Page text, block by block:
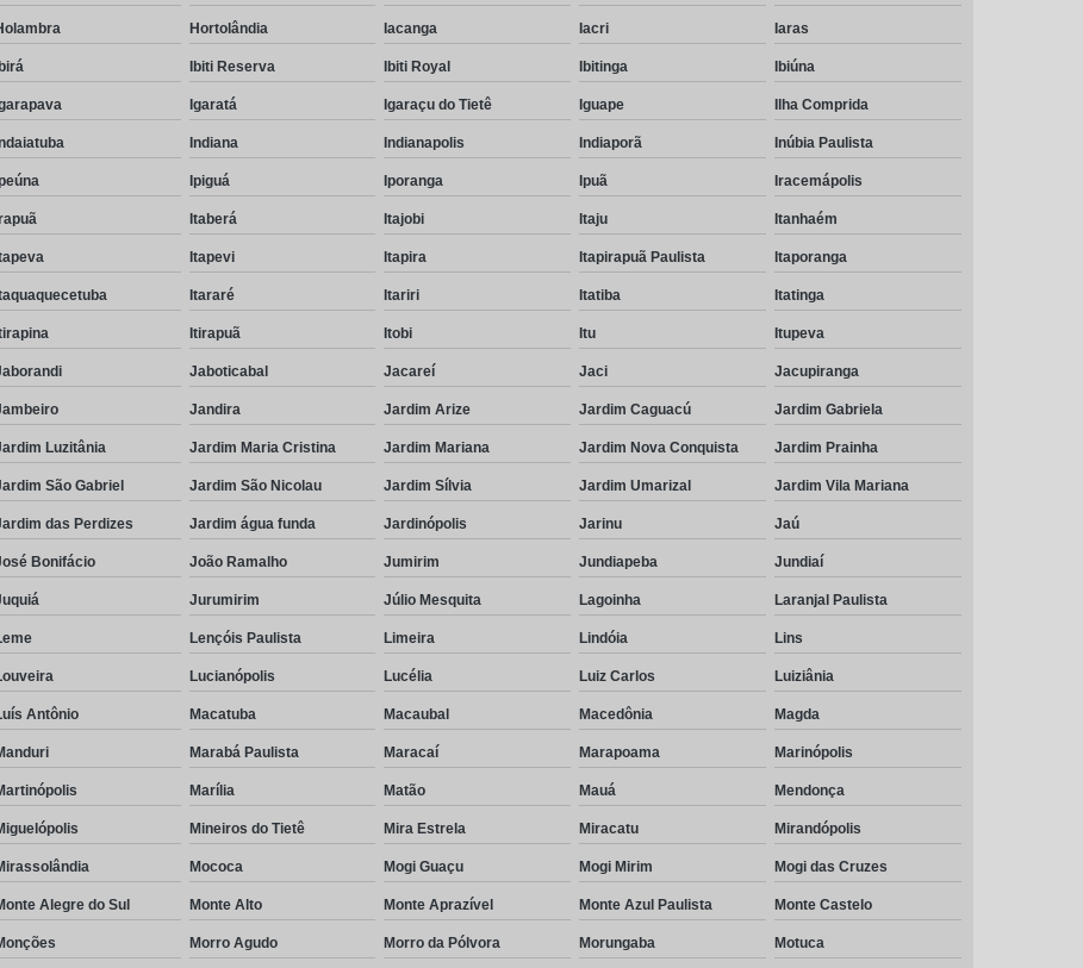
Hortolândia Iacanga Iacri Iaras
Ibirá Ibiti Reserva Ibiti Royal Ibitinga Ibiúna
Igaratá Igaraçu do Tietê Iguape Ilha Comprida
Indiana Indianapolis Indiaporã Inúbia Paulista
Ipiguá Iporanga Ipuã Iracemápolis
Itaberá Itajobi Itaju Itanhaém
Itapevi Itapira Itapirapuã Paulista Itaporanga
Itararé Itariri Itatiba Itatinga
Itirapuã Itobi Itu Itupeva
Jaboticabal Jacareí Jaci Jacupiranga
Jandira Jardim Arize Jardim Caguacú Jardim Gabriela
Luzitânia Jardim Maria Cristina Jardim Mariana Jardim Nova Conquista Jardim Prainha
São Gabriel Jardim São Nicolau Jardim Sílvia Jardim Umarizal Jardim Vila Mariana
das Perdizes Jardim água funda Jardinópolis Jarinu Jaú
Bonifácio João Ramalho Jumirim Jundiapeba Jundiaí
Jurumirim Júlio Mesquita Lagoinha Laranjal Paulista
Lençóis Paulista Limeira Lindóia Lins
Lucianópolis Lucélia Luiz Carlos Luiziânia
Antônio Macatuba Macaubal Macedônia Magda
Marabá Paulista Maracaí Marapoama Marinópolis
Marília Matão Mauá Mendonça
Mineiros do Tietê Mira Estrela Miracatu Mirandópolis
Mococa Mogi Guaçu Mogi Mirim Mogi das Cruzes
Alegre do Sul Monte Alto Monte Aprazível Monte Azul Paulista Monte Castelo
Morro Agudo Morro da Pólvora Morungaba Motuca